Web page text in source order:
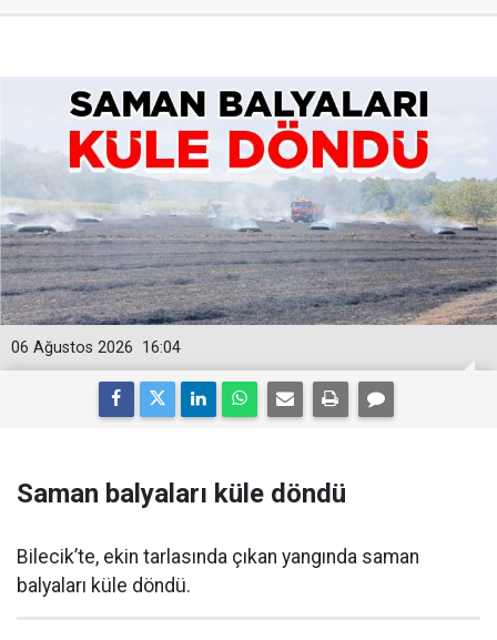
16:04
06 Ağustos 2026
Saman balyaları küle döndü
Bilecik’te, ekin tarlasında çıkan yangında saman
balyaları küle döndü.